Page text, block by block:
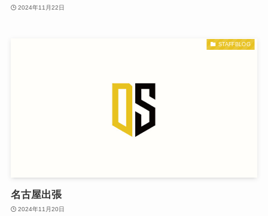
2024年11月22日
STAFFBLOG
名古屋出張
2024年11月20日